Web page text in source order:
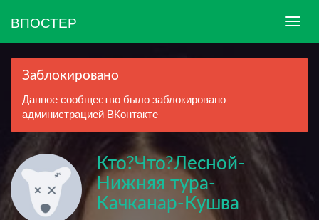
ВПОСТЕР
Заблокировано
Данное сообщество было заблокировано
администрацией ВКонтакте
Кто?Что?Лесной-
Нижняя тура-
Качканар-Кушва